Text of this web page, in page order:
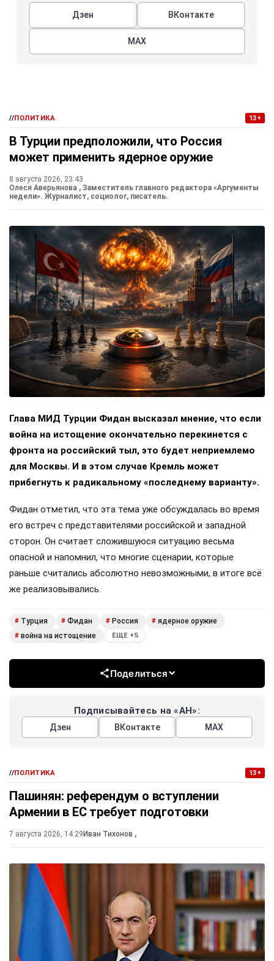
Дзен ВКонтакте
МАХ
//ПОЛИТИКА 13+
В Турции предположили, что Россия
может применить ядерное оружие
8 августа 2026, 23:43
Олеся Аверьянова , Заместитель главного редактора «Аргументы
недели». Журналист, социолог, писатель.
Глава МИД Турции Фидан высказал мнение, что если
война на истощение окончательно перекинется с
фронта на российский тыл, это будет неприемлемо
для Москвы. И в этом случае Кремль может
прибегнуть к радикальному «последнему варианту».
Фидан отметил, что эта тема уже обсуждалась во время
его встреч с представителями российской и западной
сторон. Он считает сложившуюся ситуацию весьма
опасной и напомнил, что многие сценарии, которые
раньше считались абсолютно невозможными, в итоге всё
же реализовывались.
# Турция # Фидан # Россия # ядерное оружие
# война на истощение ЕЩЕ +5
Поделиться
Подписывайтесь на «АН»:
Дзен ВКонтакте МАХ
//ПОЛИТИКА 13+
Пашинян: референдум о вступлении
Армении в ЕС требует подготовки
7 августа 2026, 14:29 Иван Тихонов ,